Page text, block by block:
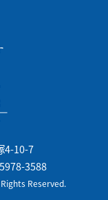
4-10-7
3588
Reserved.